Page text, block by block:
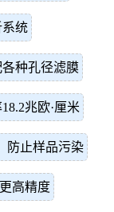
统
种孔径滤膜
兆欧·厘米
防止样品污染
高精度